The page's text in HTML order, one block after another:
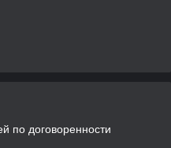
по договоренности